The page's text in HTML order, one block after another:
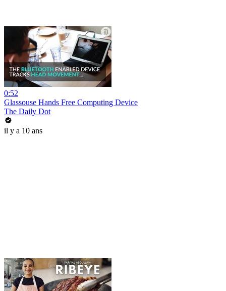
0:52
Glassouse Hands Free Computing Device
The Daily Dot
il y a 10 ans